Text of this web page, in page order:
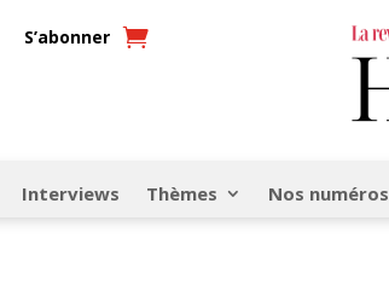
S’abonner
Interviews Thèmes Nos numéros